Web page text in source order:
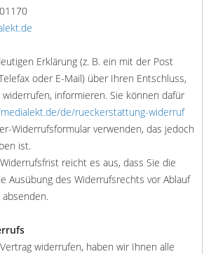
Erklärung (z. B. ein mit der Post
oder E-Mail) über Ihren Entschluss,
informieren. Sie können dafür
de/rueckerstattung-widerruf
Widerrufsformular verwenden, das jedoch
ist.
reicht es aus, dass Sie die
Ausübung des Widerrufsrechts vor Ablauf
widerrufen, haben wir Ihnen alle